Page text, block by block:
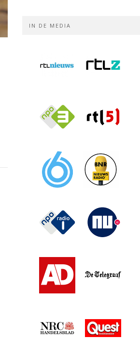
IN DE MEDIA